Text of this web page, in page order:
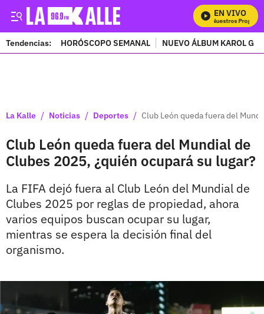
EN VIVO
Mira Todos Nuestros Programas
Tendencias: HORÓSCOPO SEMANAL NUEVO ÁLBUM KAROL G
La Kalle / Noticias / Deportes / Club León queda fuera del
Club León queda fuera del Mundial de
Clubes 2025, ¿quién ocupará su lugar?
La FIFA dejó fuera al Club León del Mundial de
Clubes 2025 por reglas de propiedad, ahora
varios equipos buscan ocupar su lugar,
mientras se espera la decisión final del
organismo.